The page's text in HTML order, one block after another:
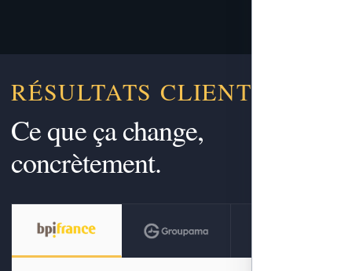
RÉSULTATS CLIENTS
Ce que ça change,
concrètement.